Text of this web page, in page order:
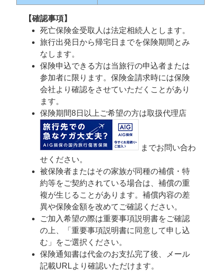
【確認事項】
死亡保険金受取人は法定相続人とします。
旅行出発日から帰宅日までを保険期間とみ
なします。
保険申込できる方は当旅行の申込者または
参加者に限ります。保険金請求時には保険
会社より確認をさせていただくことがあり
ます。
保険期間8日以上ご希望の方は取扱代理店
までお問い合わ
せください。
被保険者またはその家族が同種の補償・特
約等をご契約されている場合は、補償の重
複が生じることがあります。補償内容の差
異や保険金額を改めてご確認ください。
ご加入希望の際は重要事項説明書をご確認
の上、「重要事項説明書に同意して申し込
む」をご選択ください。
保険通知書は代金のお支払完了後、メール
記載URLより確認いただけます。